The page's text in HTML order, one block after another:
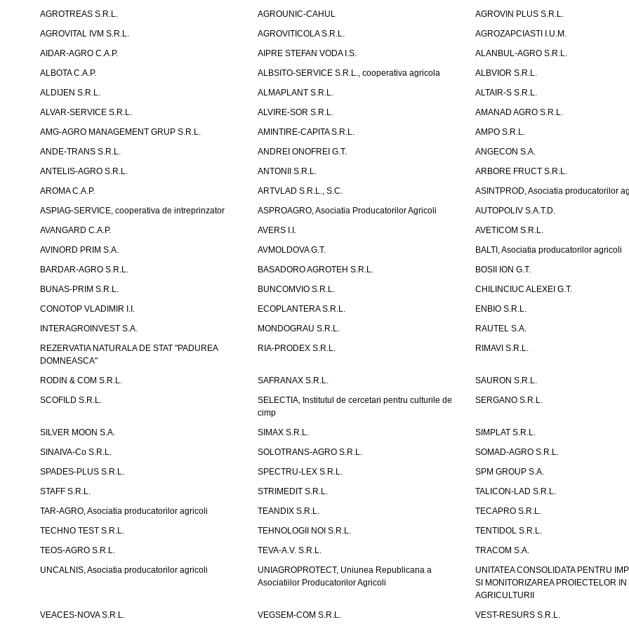
AGROTREAS S.R.L.
AGROUNIC-CAHUL
AGROVIN PLUS S.R.L.
AGROVITAL IVM S.R.L.
AGROVITICOLA S.R.L.
AGROZAPCIASTI I.U.M.
AIDAR-AGRO C.A.P.
AIPRE STEFAN VODA I.S.
ALANBUL-AGRO S.R.L.
ALBOTA C.A.P.
ALBSITO-SERVICE S.R.L., cooperativa agricola
ALBVIOR S.R.L.
ALDIJEN S.R.L.
ALMAPLANT S.R.L.
ALTAIR-S S.R.L.
ALVAR-SERVICE S.R.L.
ALVIRE-SOR S.R.L.
AMANAD AGRO S.R.L.
AMG-AGRO MANAGEMENT GRUP S.R.L.
AMINTIRE-CAPITA S.R.L.
AMPO S.R.L.
ANDE-TRANS S.R.L.
ANDREI ONOFREI G.T.
ANGECON S.A.
ANTELIS-AGRO S.R.L.
ANTONII S.R.L.
ARBORE FRUCT S.R.L.
AROMA C.A.P.
ARTVLAD S.R.L., S.C.
ASINTPROD, Asociatia producatorilor
ASPIAG-SERVICE, cooperativa de intreprinzator
ASPROAGRO, Asociatia Producatorilor Agricoli
AUTOPOLIV S.A.T.D.
AVANGARD C.A.P.
AVERS I.I.
AVETICOM S.R.L.
AVINORD PRIM S.A.
AVMOLDOVA G.T.
BALTI, Asociatia producatorilor agricoli
BARDAR-AGRO S.R.L.
BASADORO AGROTEH S.R.L.
BOSII ION G.T.
BUNAS-PRIM S.R.L.
BUNCOMVIO S.R.L.
CHILINCIUC ALEXEI G.T.
CONOTOP VLADIMIR I.I.
ECOPLANTERA S.R.L.
ENBIO S.R.L.
INTERAGROINVEST S.A.
MONDOGRAU S.R.L.
RAUTEL S.A.
REZERVATIA NATURALA DE STAT "PADUREA
DOMNEASCA"
RIA-PRODEX S.R.L. RIMAVI S.R.L.
RODIN & COM S.R.L. SAFRANAX S.R.L.
SAURON S.R.L.
SCOFILD S.R.L.
SELECTIA, Institutul de cercetari pentru culturile de
cimp
SERGANO S.R.L.
SILVER MOON S.A. SIMAX S.R.L.
SIMPLAT S.R.L.
SINAIVA-Co S.R.L.
SOLOTRANS-AGRO S.R.L.
SOMAD-AGRO S.R.L.
SPADES-PLUS S.R.L.
SPECTRU-LEX S.R.L.
SPM GROUP S.A.
STAFF S.R.L.
STRIMEDIT S.R.L.
TALICON-LAD S.R.L.
TAR-AGRO, Asociatia producatorilor agricoli
TEANDIX S.R.L.
TECAPRO S.R.L.
TECHNO TEST S.R.L.
TEHNOLOGII NOI S.R.L.
TENTIDOL S.R.L.
TEOS-AGRO S.R.L.
TEVA-A.V. S.R.L.
TRACOM S.A.
UNCALNIS, Asociatia producatorilor agricoli
UNIAGROPROTECT, Uniunea Republicana a
Asociatiilor Producatorilor Agricoli
UNITATEA CONSOLIDATA PENTRU
SI MONITORIZAREA PROIECTELOR
AGRICULTURII
VEACES-NOVA S.R.L.
VEGSEM-COM S.R.L. VEST-RESURS S.R.L.